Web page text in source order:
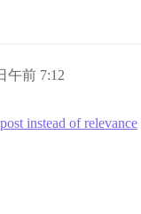
午前 7:12
instead of relevance